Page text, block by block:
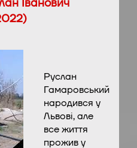
Руслан
Гамаровський
народився у
Львові, але
все життя
прожив у